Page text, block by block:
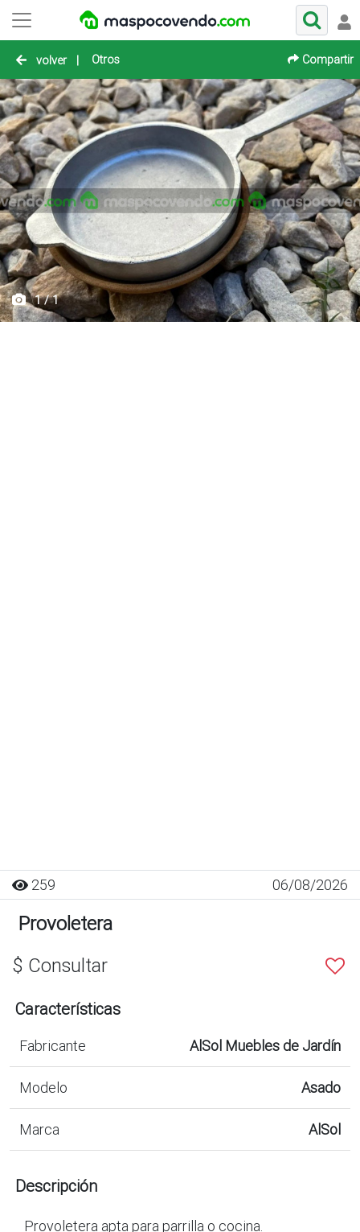
volver | Otros Compartir
1 / 1
259 06/08/2026
Provoletera
$ Consultar
Características
Fabricante AlSol Muebles de Jardín
Modelo Asado
Marca AlSol
Descripción
Provoletera apta para parrilla o cocina.